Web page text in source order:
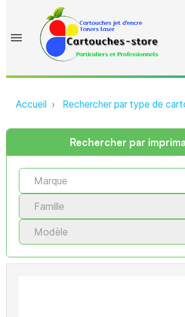
menu
Accueil Rechercher par type de
Rechercher par
Marque
Famille
Modèle